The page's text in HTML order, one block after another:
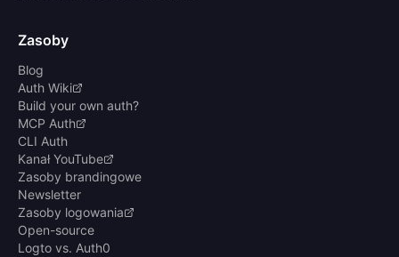
Zasoby
Blog
Auth Wiki
Build your own auth?
MCP Auth
CLI Auth
Kanał YouTube
Zasoby brandingowe
Newsletter
Zasoby logowania
Open-source
Logto vs. Auth0